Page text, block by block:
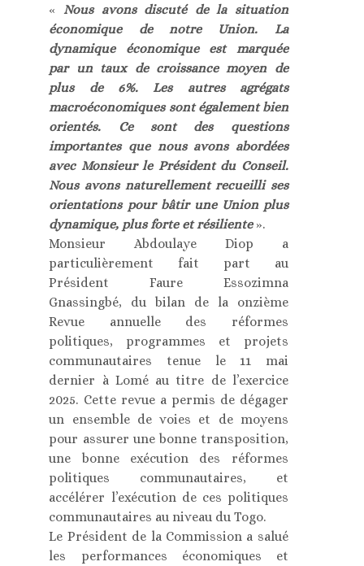
« Nous avons discuté de la situation
économique de notre Union. La
dynamique économique est marquée
par un taux de croissance moyen de
plus de 6%. Les autres agrégats
macroéconomiques sont également bien
orientés. Ce sont des questions
importantes que nous avons abordées
avec Monsieur le Président du Conseil.
Nous avons naturellement recueilli ses
orientations pour bâtir une Union plus
dynamique, plus forte et résiliente ».
Monsieur Abdoulaye Diop a
particulièrement fait part au
Président Faure Essozimna
Gnassingbé, du bilan de la onzième
Revue annuelle des réformes
politiques, programmes et projets
communautaires tenue le 11 mai
dernier à Lomé au titre de l’exercice
2025. Cette revue a permis de dégager
un ensemble de voies et de moyens
pour assurer une bonne transposition,
une bonne exécution des réformes
politiques communautaires, et
accélérer l’exécution de ces politiques
communautaires au niveau du Togo.
Le Président de la Commission a salué
les performances économiques et